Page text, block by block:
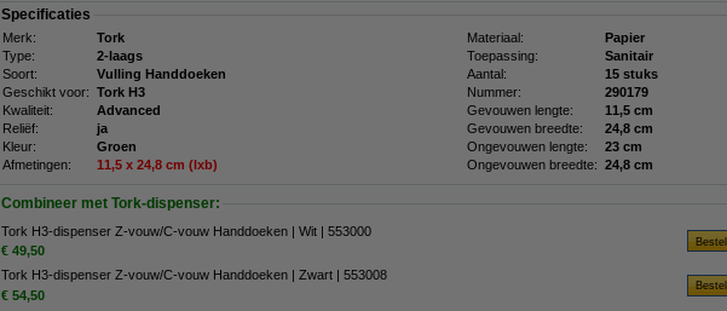
Specificaties
Merk: Tork Materiaal:
Papier
Type:
2-laags Toepassing:
Sanitair
Soort:
Vulling Handdoeken Aantal:
15 stuks
Geschikt voor: Tork H3 Nummer:
290179
Kwaliteit:
Advanced Gevouwen lengte:
11,5 cm
Reliëf:
ja Gevouwen breedte:
24,8 cm
Kleur:
Groen Ongevouwen lengte:
23 cm
Afmetingen:
11,5 x 24,8 cm (lxb) Ongevouwen breedte: 24,8 cm
Combineer met Tork-dispenser:
Tork H3-dispenser Z-vouw/C-vouw Handdoeken | Wit | 553000
€ 49,50
Tork H3-dispenser Z-vouw/C-vouw Handdoeken | Zwart | 553008
€ 54,50